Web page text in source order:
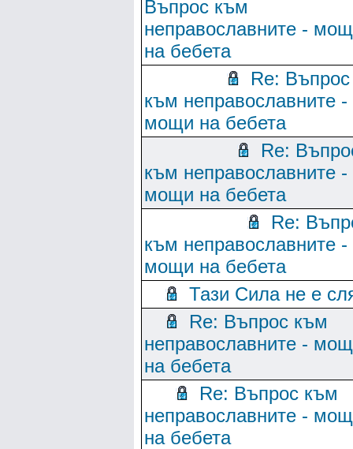
Въпрос към
неправославните -
на бебета
Re: Въпрос
към неправославните -
мощи на бебета
Re:
към неправославните -
мощи на бебета
Re:
към неправославните -
мощи на бебета
Тази Сила не е
Re: Въпрос към
неправославните -
на бебета
Re: Въпрос към
неправославните -
на бебета